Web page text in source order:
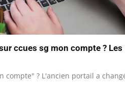
ccues sg mon compte ? Les
compte" ? L'ancien portail a